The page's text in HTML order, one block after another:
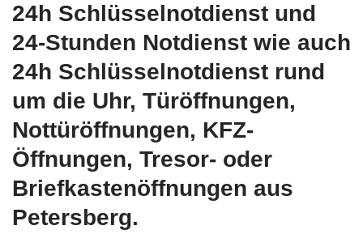
24h Schlüsselnotdienst und
24-Stunden Notdienst wie auch
24h Schlüsselnotdienst rund
um die Uhr, Türöffnungen,
Nottüröffnungen, KFZ-
Öffnungen, Tresor- oder
Briefkastenöffnungen aus
Petersberg.